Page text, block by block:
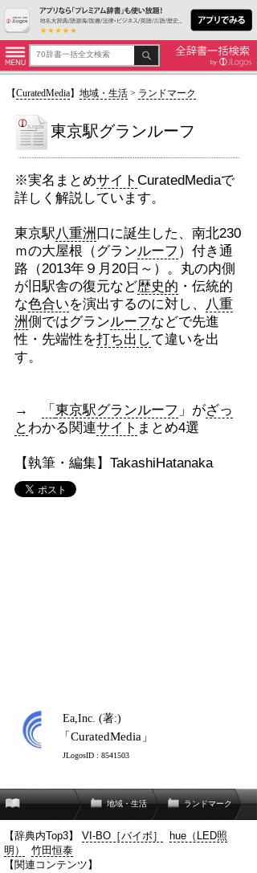
【CuratedMedia】 地域・生活> ランドマーク
東京駅グランルーフ
※実名まとめサイト CuratedMediaで
詳しく解説しています。
東京駅八重洲 口に誕生した、南北230
ｍの大屋根（グランルーフ ）付き通
路（2013年９月20日～）。丸の内側
が旧駅舎の復元など歴史的 ・伝統的
な色合いを演出するのに対し、
八重
洲側ではグランルーフなどで先進
性・先端性を打ち出して違いを出
す。
→ 「 東京駅グランルーフ 」がざっ
とわかる関連サイト まとめ4選
【執筆・編集】TakashiHatanaka
Ea,Inc. (著:)
「CuratedMedia」
JLogosID : 8541503
地域・生活 ランドマーク
【辞典内Top3】 VI-BO［バイボ］
hue（LED照
明）
竹田恒泰
【関連コンテンツ】